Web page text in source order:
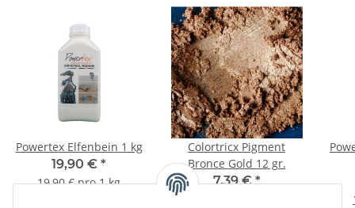
Powertex Elfenbein 1 kg
19,90 € *
19,90 € pro 1 kg
Colortricx Pigment
Bronce Gold 12 gr.
7,39 €*